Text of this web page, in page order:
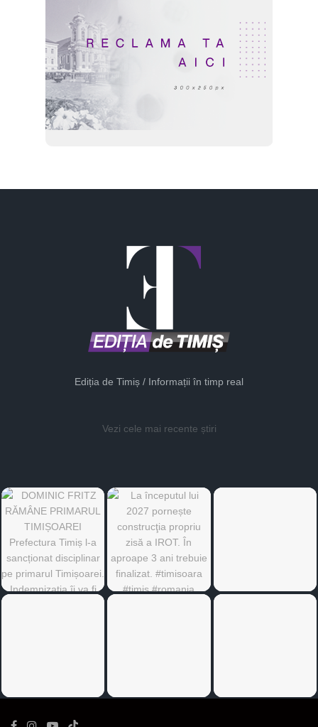
Ediția de Timiș / Informații în timp real
Vezi cele mai recente știri